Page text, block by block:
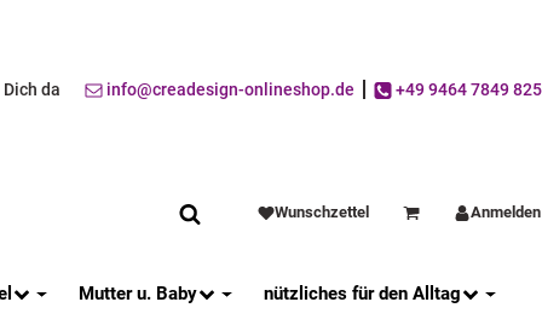
da info@creadesign-onlineshop.de +49 9464 7849 825
Wunschzettel WarenkorbAnmelden
Mutter u. Baby nützliches für den Alltag